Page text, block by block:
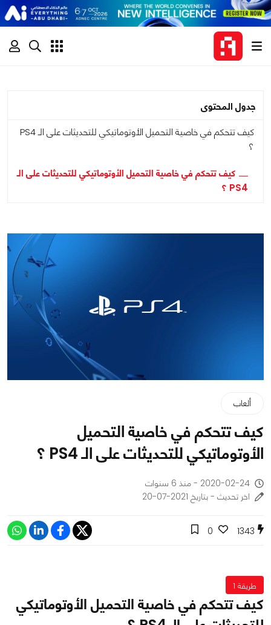
جدول المحتوى
كيف تتحكم في خاصية التحميل الأوتوماتيكي للتحديثات على الـ PS4
؟
كيف تتحكم في خاصية التحميل الأوتوماتيكي للتحديثات على الـ
PS4 ؟
ألعاب
كيف تتحكم في خاصية التحميل
الأوتوماتيكي للتحديثات على الـ PS4 ؟
2020-02-24 - منذ 6 سنوات
اخر تحديث - بتاريخ 2021-07-20
1343
0
طريقة 1
كيف تتحكم في خاصية التحميل الأوتوماتيكي